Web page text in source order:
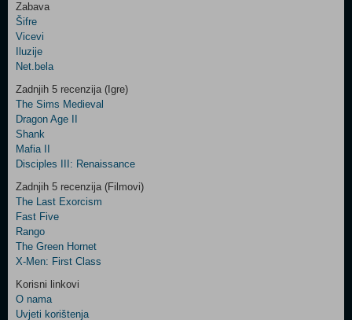
Control
Field
Two
Newsletter
Control
Field
Three
Newsletter
Zabava
Šifre
Vicevi
Iluzije
Net.bela
Zadnjih 5 recenzija (Igre)
The Sims Medieval
Dragon Age II
Shank
Mafia II
Disciples III: Renaissance
Zadnjih 5 recenzija (Filmovi)
The Last Exorcism
Fast Five
Rango
The Green Hornet
X-Men: First Class
Korisni linkovi
O nama
Uvjeti korištenja